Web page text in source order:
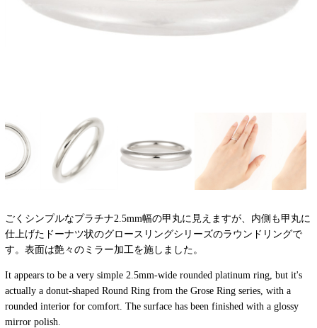
ごくシンプルなプラチナ2.5mm幅の甲丸に見えますが、内側も甲丸に
仕上げたドーナツ状のグロースリングシリーズのラウンドリングで
す。表面は艶々のミラー加工を施しました。
It appears to be a very simple 2.5mm-wide rounded platinum ring, but it's
actually a donut-shaped Round Ring from the Grose Ring series, with a
rounded interior for comfort. The surface has been finished with a glossy
mirror polish.